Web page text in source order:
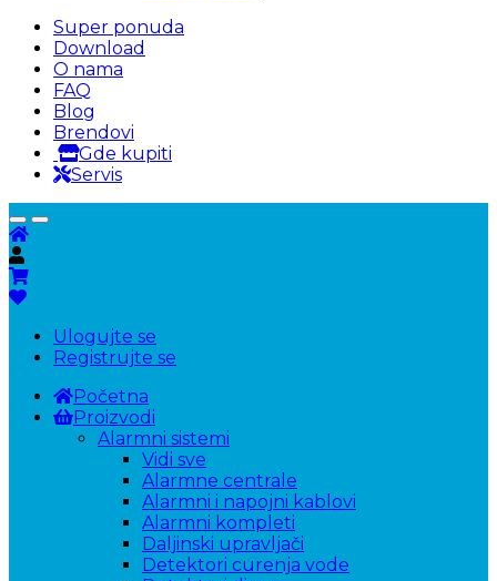
Super ponuda
Download
O nama
FAQ
Blog
Brendovi
Gde kupiti
Servis
Ulogujte se
Registrujte se
Početna
Proizvodi
Alarmni sistemi
Vidi sve
Alarmne centrale
Alarmni i napojni kablovi
Alarmni kompleti
Daljinski upravljači
Detektori curenja vode